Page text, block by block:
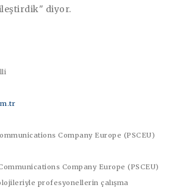
diyor.
Company Europe (PSCEU)
Company Europe (PSCEU)
profesyonellerin çalışma